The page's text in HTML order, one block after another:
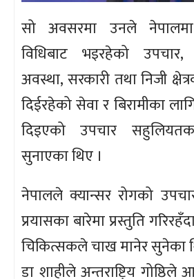
सो अवसरमा उनले नेपालमा
विधिबाट भइरहेको उपचार,
अवस्था, सरकारी तथा निजी
दिईरहेको सेवा र बिरामीका
दिइएको उपचार
सुनाएका थिए ।
नेपालले क्यान्सर रोगको
प्रयासका बारेमा प्रस्तुति
चिकित्सकले चाख मानेर सुनेका
डा शाहीले अन्तराष्ट्रिय